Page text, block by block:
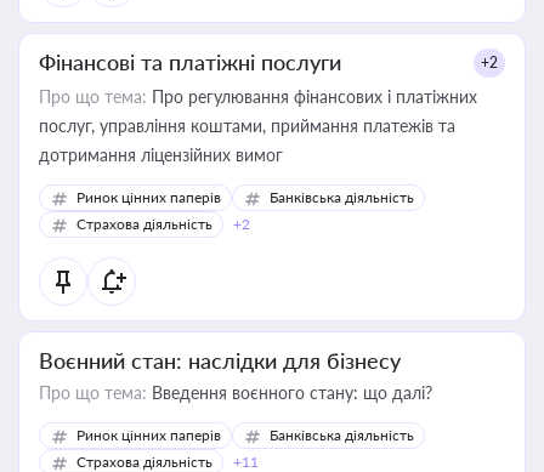
Фінансові та платіжні послуги +2
Про що тема: Про регулювання фінансових і платіжних
послуг, управління коштами, приймання платежів та
дотримання ліцензійних вимог
Ринок цінних паперів
Банківська діяльність
Страхова діяльність
+2
Воєнний стан: наслідки для бізнесу
Про що тема: Введення воєнного стану: що далі?
Ринок цінних паперів
Банківська діяльність
Страхова діяльність
+11